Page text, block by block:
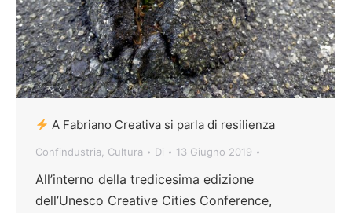
A Fabriano Creativa si parla di resilienza
Confindustria, Cultura Di 13 Giugno 2019
All’interno della tredicesima edizione
dell’Unesco Creative Cities Conference,